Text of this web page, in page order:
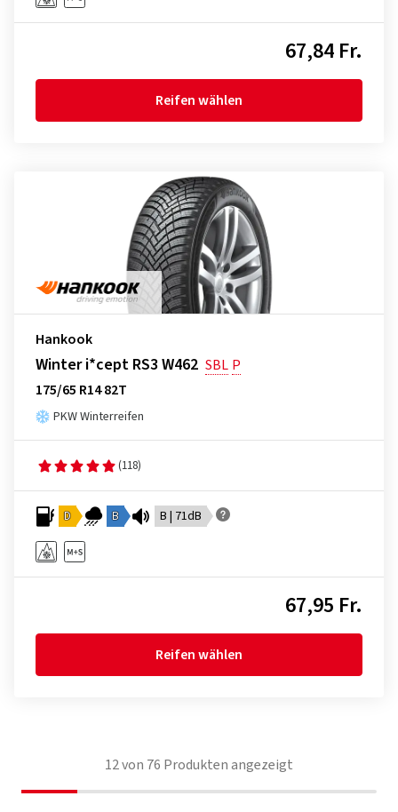
67,84 Fr.
Reifen wählen
Hankook
Winter i*cept RS3 W462 SBL P
175/65 R14 82T
PKW Winterreifen
(118)
D B B | 71dB
67,95 Fr.
Reifen wählen
12von 76 Produkten angezeigt